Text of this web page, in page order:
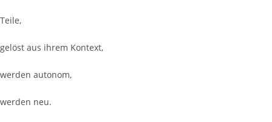
Teile,
gelöst aus ihrem Kontext,
werden autonom,
werden neu.